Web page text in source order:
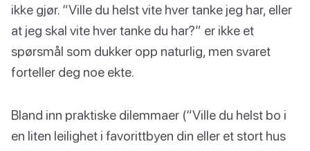
ikke gjør. “Ville du helst vite hver tanke jeg har, eller
at jeg skal vite hver tanke du har?” er ikke et
spørsmål som dukker opp naturlig, men svaret
forteller deg noe ekte.
Bland inn praktiske dilemmaer (“Ville du helst bo i
en liten leilighet i favorittbyen din eller et stort hus